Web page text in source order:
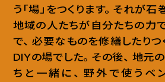
う「場」をつくります。 それが石
地域の人たちが自分たちの力
で、 必要なものを修繕したりつ
DIYの場でした。 その後、 地元
ちと一緒に 、
野外で使うベ